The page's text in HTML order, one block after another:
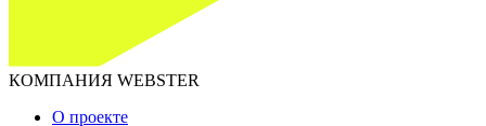
КОМПАНИЯ WEBSTER
О проекте